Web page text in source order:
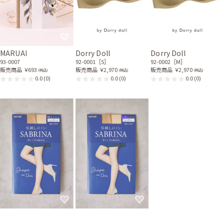
MARUAI
93-0007
販売商品 ￥693 (税込)
0.0(0)
Dorry Doll
92-0001［S］
販売商品 ￥2,970 (税込)
0.0(0)
Dorry Doll
92-0002［M］
販売商品 ￥2,970 (税込)
0.0(0)